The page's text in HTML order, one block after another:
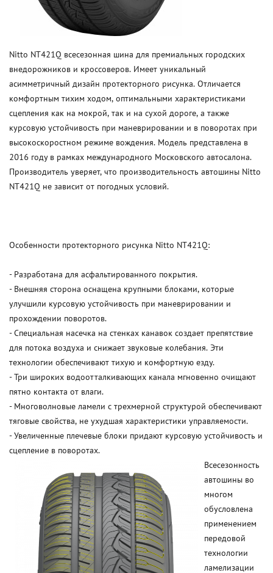
Nitto NT421Q всесезонная шина для премиальных городских
внедорожников и кроссоверов. Имеет уникальный
асимметричный дизайн протекторного рисунка. Отличается
комфортным тихим ходом, оптимальными характеристиками
сцепления как на мокрой, так и на сухой дороге, а также
курсовую устойчивость при маневрировании и в поворотах при
высокоскоростном режиме вождения. Модель представлена в
2016 году в рамках международного Московского автосалона.
Производитель уверяет, что производительность автошины Nitto
NT421Q не зависит от погодных условий.
Особенности протекторного рисунка Nitto NT421Q:
- Разработана для асфальтированного покрытия.
- Внешняя сторона оснащена крупными блоками, которые
улучшили курсовую устойчивость при маневрировании и
прохождении поворотов.
- Специальная насечка на стенках канавок создает препятствие
для потока воздуха и снижает звуковые колебания. Эти
технологии обеспечивают тихую и комфортную езду.
- Три широких водоотталкивающих канала мгновенно очищают
пятно контакта от влаги.
- Многоволновые ламели с трехмерной структурой обеспечивают
тяговые свойства, не ухудшая характеристики управляемости.
- Увеличенные плечевые блоки придают курсовую устойчивость и
сцепление в поворотах.
Всесезонность
автошины во
многом
обусловлена
применением
передовой
технологии
ламелизации